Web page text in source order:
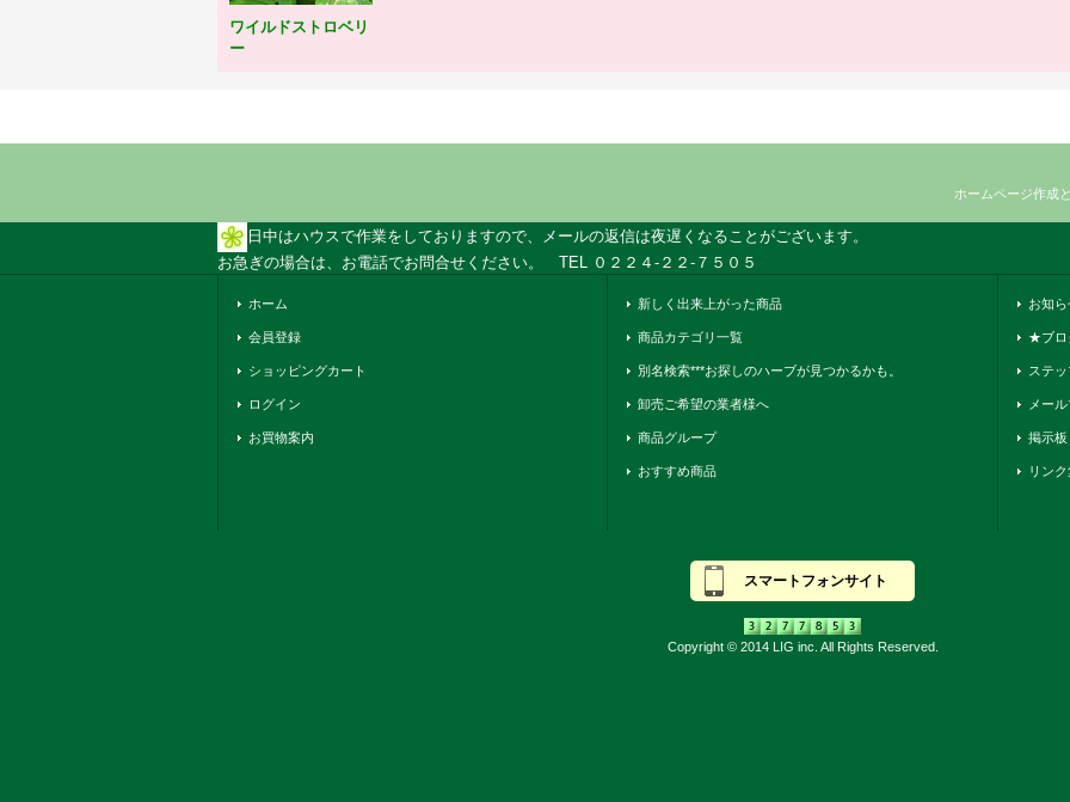
ワイルドストロベリ
ー
ホームページ作成
日中はハウスで作業をしておりますので、メールの返信は夜遅くなることがございます。
お急ぎの場合は、お電話でお問合せください。 TEL ０２２４-２２-７５０５
ホーム
会員登録
ショッピングカート
ログイン
お買物案内
新しく出来上がった商品
商品カテゴリ一覧
別名検索***お探しのハーブが見つかるかも。
卸売ご希望の業者様へ
商品グループ
おすすめ商品
お知ら
★ブ
ステ
メー
掲示板
リンク
スマートフォンサイト
Copyright © 2014 LIG inc. All Rights Reserved.